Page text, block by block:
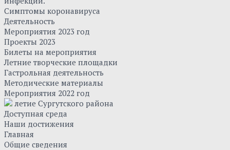
Симптомы коронавируса
Деятельность
Мероприятия 2023 год
Проекты 2023
Билеты на мероприятия
Летние творческие площадки
Гастрольная деятельность
Методические материалы
Мероприятия 2022 год
летие Сургутского района
Доступная среда
Наши достижения
Главная
Общие сведения